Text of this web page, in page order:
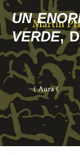
UN
VERDE,